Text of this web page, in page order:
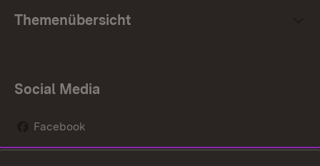
Themenübersicht
Social Media
Facebook